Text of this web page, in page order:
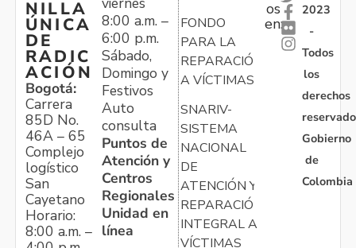
NILLA
ÚNICA
DE
RADIC
ACIÓN
Bogotá:
Carrera
85D No.
46A – 65
Complejo
logístico
San
Cayetano
Horario:
8:00 a.m. –
8:00 a.m. –
6:00 p.m.
Sábado,
Domingo y
Festivos
Auto
consulta
Puntos de
Atención y
Centros
Regionales
Unidad en
línea
FONDO
PARA LA
REPARACIÓN
A VÍCTIMAS
SNARIV-
SISTEMA
NACIONAL
DE
ATENCIÓN Y
REPARACIÓN
INTEGRAL A
VÍCTIMAS
os
en:
2023
-
Todos
los
derechos
Gobierno
de
Colombia